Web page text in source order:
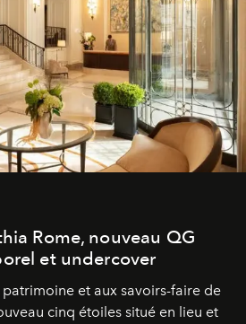
Rome, nouveau QG
et undercover
et aux savoirs-faire de
cinq étoiles situé en lieu et